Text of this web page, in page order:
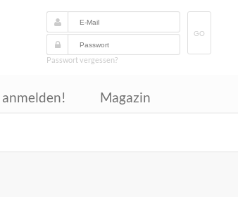
GO
Passwort vergessen?
Magazin